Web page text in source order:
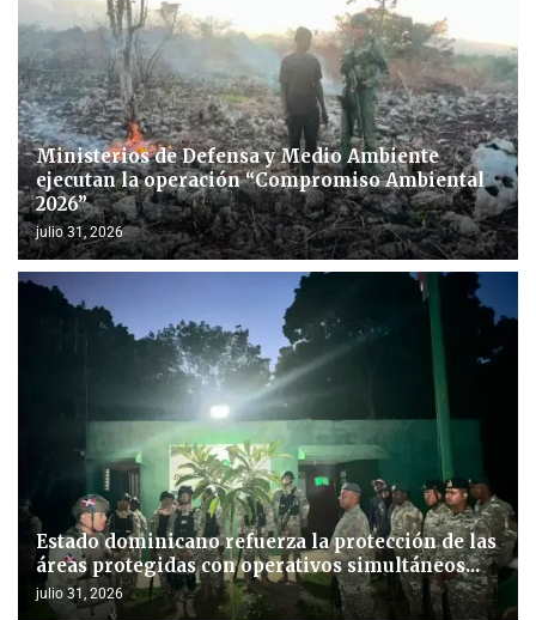
Ministerios de Defensa y Medio Ambiente
ejecutan la operación “Compromiso Ambiental
2026”
julio 31, 2026
Estado dominicano refuerza la protección de las
áreas protegidas con operativos simultáneos...
julio 31, 2026